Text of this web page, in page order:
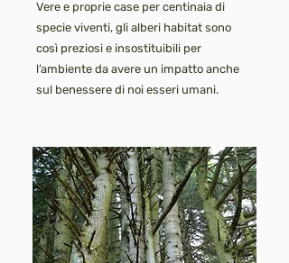
Vere e proprie case per centinaia di
specie viventi, gli alberi habitat sono
così preziosi e insostituibili per
l’ambiente da avere un impatto anche
sul benessere di noi esseri umani.